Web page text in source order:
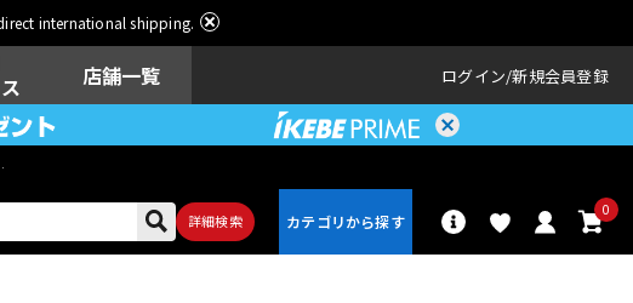
international shipping.
店舗一覧 ログイン 新規会員登録
詳細検索
0